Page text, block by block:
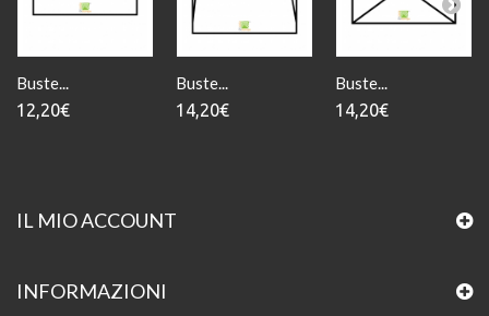
Buste...
12,20€
Buste...
14,20€
Buste...
14,20€
IL MIO ACCOUNT
INFORMAZIONI